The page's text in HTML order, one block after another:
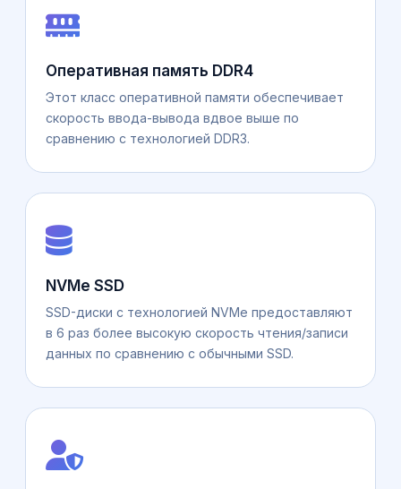
Оперативная память DDR4
Этот класс оперативной памяти обеспечивает
скорость ввода-вывода вдвое выше по
сравнению с технологией DDR3.
NVMe SSD
SSD-диски с технологией NVMe предоставляют
в 6 раз более высокую скорость чтения/записи
данных по сравнению с обычными SSD.